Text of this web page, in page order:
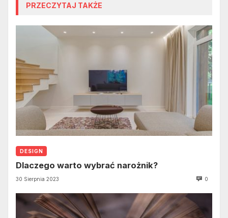
PRZECZYTAJ TAKŻE
DESIGN
Dlaczego warto wybrać narożnik?
30 Sierpnia 2023 0